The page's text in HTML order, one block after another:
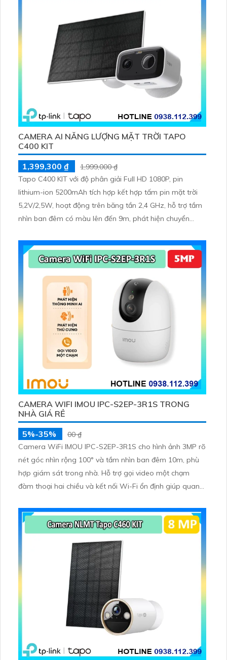
CAMERA AI NĂNG LƯỢNG MẶT TRỜI TAPO
C400 KIT
1,399,300 ₫
1,999,000 ₫
Tapo C400 KIT với độ phân giải Full HD 1080P, pin
lithium-ion 5200mAh tích hợp kết hợp tấm pin mặt trời
5,2V/2,5W, hoạt động trên băng tần 2,4 GHz, hỗ trợ tầm
nhìn ban đêm có màu lên đến 9m, phát hiện chuyển
thẻ microSD lên đến 512GB
CAMERA WIFI IMOU IPC-S2EP-3R1S TRONG
NHÀ GIÁ RẺ
5%-35%
00 ₫
Camera WiFi IMOU IPC-S2EP-3R1S cho hình ảnh 3MP rõ
nét góc nhìn rộng 100° và tầm nhìn ban đêm 10m, phù
hợp giám sát trong nhà. Hỗ trợ gọi video một chạm
đàm thoại hai chiều và kết nối Wi-Fi ổn định giúp quan
256GB hoặc lưu đám mây dễ lắp đặt cho gia đình và văn
phòng nhỏ.